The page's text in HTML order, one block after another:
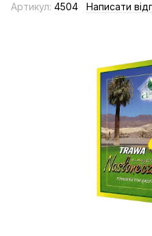
Артикул: 4504 Написати